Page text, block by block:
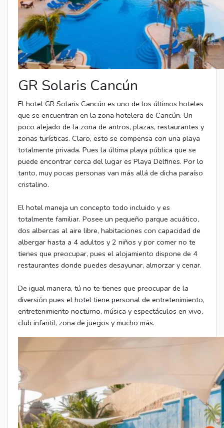
GR Solaris Cancún
El hotel GR Solaris Cancún es uno de los últimos hoteles
que se encuentran en la zona hotelera de Cancún. Un
poco alejado de la zona de antros, plazas, restaurantes y
zonas turísticas. Claro, esto se compensa con una playa
totalmente privada. Pues la última playa pública que se
puede encontrar cerca del lugar es Playa Delfines. Por lo
tanto, muy pocas personas van más allá de dicha paraíso
cristalino.
El hotel maneja un concepto todo incluido y es
totalmente familiar. Posee un pequeño parque acuático,
dos albercas al aire libre, habitaciones con capacidad de
albergar hasta a 4 adultos y 2 niños y por comer no te
tienes que preocupar, pues el alojamiento dispone de 4
restaurantes donde puedes desayunar, almorzar y cenar.
De igual manera, tú no te tienes que preocupar de la
diversión pues el hotel tiene personal de entretenimiento,
entretenimiento nocturno, música y espectáculos en vivo,
club infantil, zona de juegos y mucho más.